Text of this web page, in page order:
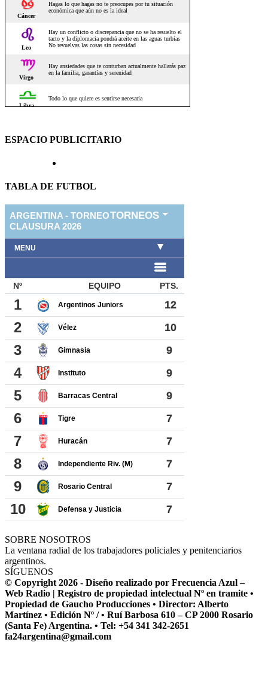
ESPACIO PUBLICITARIO
TABLA DE FUTBOL
SOBRE NOSOTROS
La ventana radial de los trabajadores policiales y penitenciarios
argentinos.
SÍGUENOS
© Copyright 2026 - Diseño realizado por Frecuencia Azul –
Web Radio | Registro de propiedad intelectual Nº en tramite •
Propiedad de Gaucho Producciones • Director: Alberto
Martínez • Edición Nº / • Ruí Barbosa 610 – CP 2000 Rosario
(Santa Fe) Argentina. • Tel: +54 341 342-2651
fa24argentina@gmail.com